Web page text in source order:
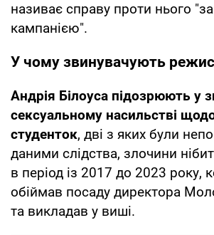
називає справу проти нього
кампанією".
У чому звинувачують
Андрія Білоуса підозрюють у
сексуальному насильстві
студенток, дві з яких були
даними слідства, злочини
в період із 2017 до 2023 року,
обіймав посаду директора
та викладав у виші.